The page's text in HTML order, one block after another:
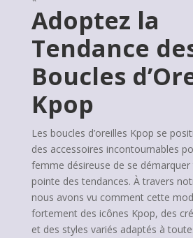
Adoptez la
Tendance
Boucles
Kpop
Les boucles d’oreilles Kpop se
des accessoires incontournables
femme désireuse de se
pointe des tendances. À travers
nous avons vu comment cette
fortement des icônes Kpop, des
et des styles variés adaptés à